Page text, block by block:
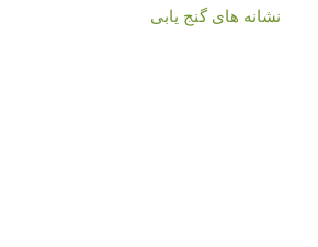
نشانه های گنج یابی